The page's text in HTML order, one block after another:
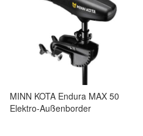
MINN KOTA Endura MAX 50
Elektro-Außenborder